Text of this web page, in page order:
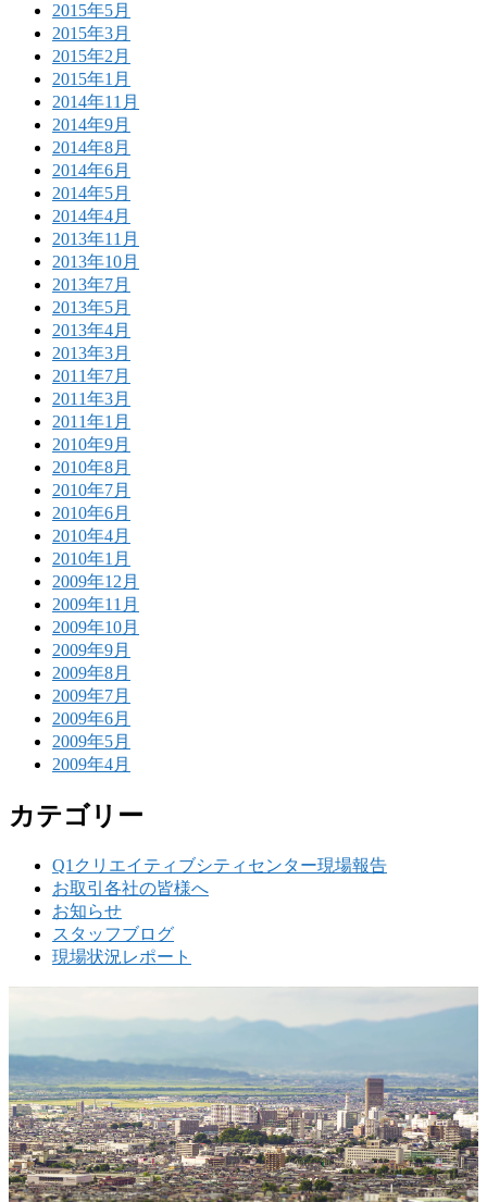
2015年5月
2015年3月
2015年2月
2015年1月
2014年11月
2014年9月
2014年8月
2014年6月
2014年5月
2014年4月
2013年11月
2013年10月
2013年7月
2013年5月
2013年4月
2013年3月
2011年7月
2011年3月
2011年1月
2010年9月
2010年8月
2010年7月
2010年6月
2010年4月
2010年1月
2009年12月
2009年11月
2009年10月
2009年9月
2009年8月
2009年7月
2009年6月
2009年5月
2009年4月
カテゴリー
Q1クリエイティブシティセンター現場報告
お取引各社の皆様へ
お知らせ
スタッフブログ
現場状況レポート
の歴史ある実績・建設技術と、旧カネフジハウス
利くフットワークが結びついた新しい建設会社で